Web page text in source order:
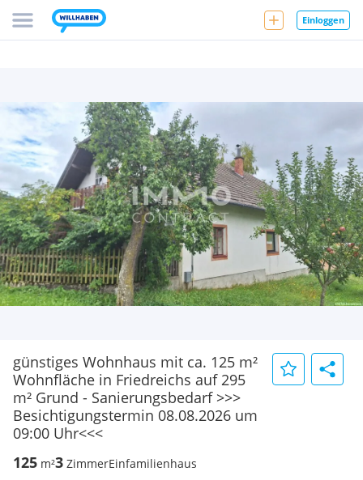
Einloggen
günstiges Wohnhaus mit ca. 125 m²
Wohnfläche in Friedreichs auf 295
m² Grund - Sanierungsbedarf >>>
Besichtigungstermin 08.08.2026 um
09:00 Uhr<<<
125 m²3 ZimmerEinfamilienhaus